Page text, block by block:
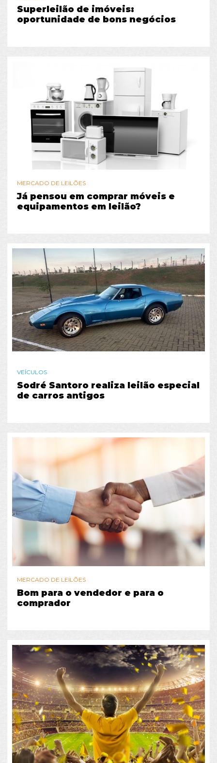
Superleilão de imóveis:
oportunidade de bons negócios
MERCADO DE LEILÕES
Já pensou em comprar móveis e
equipamentos em leilão?
VEÍCULOS
Sodré Santoro realiza leilão especial
de carros antigos
MERCADO DE LEILÕES
Bom para o vendedor e para o
comprador